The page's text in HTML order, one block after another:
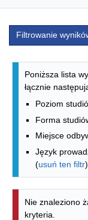
Filtrowanie
Lista
Poniższa lista
łącznie
Poziom
Forma
Miejsce
Język
(usuń ten filtr)
Nie znaleziono
kryteria.